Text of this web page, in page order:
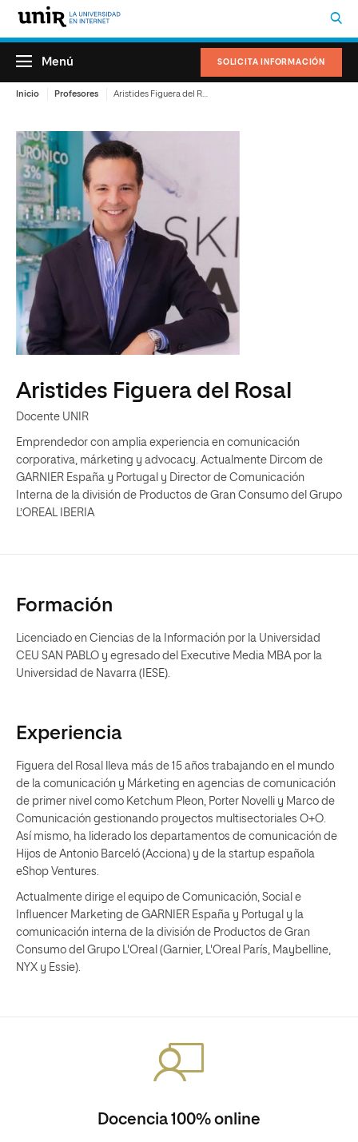
SOLICITA INFORMACIÓN
Menú
Inicio Profesores
Aristides Figuera del Rosal
Docente UNIR
Emprendedor con amplia experiencia en comunicación
corporativa, márketing y advocacy. Actualmente Dircom de
GARNIER España y Portugal y Director de Comunicación
Interna de la división de Productos de Gran Consumo del Grupo
L’OREAL IBERIA
Formación
Licenciado en Ciencias de la Información por la Universidad
CEU SAN PABLO y egresado del Executive Media MBA por la
Universidad de Navarra (IESE).
Experiencia
Figuera del Rosal lleva más de 15 años trabajando en el mundo
de la comunicación y Márketing en agencias de comunicación
de primer nivel como Ketchum Pleon, Porter Novelli y Marco de
Comunicación gestionando proyectos multisectoriales O+O.
Así mismo, ha liderado los departamentos de comunicación de
Hijos de Antonio Barceló (Acciona) y de la startup española
eShop Ventures.
Actualmente dirige el equipo de Comunicación, Social e
Influencer Marketing de GARNIER España y Portugal y la
comunicación interna de la división de Productos de Gran
Consumo del Grupo L'Oreal (Garnier, L'Oreal París, Maybelline,
NYX y Essie).
Docencia 100% online